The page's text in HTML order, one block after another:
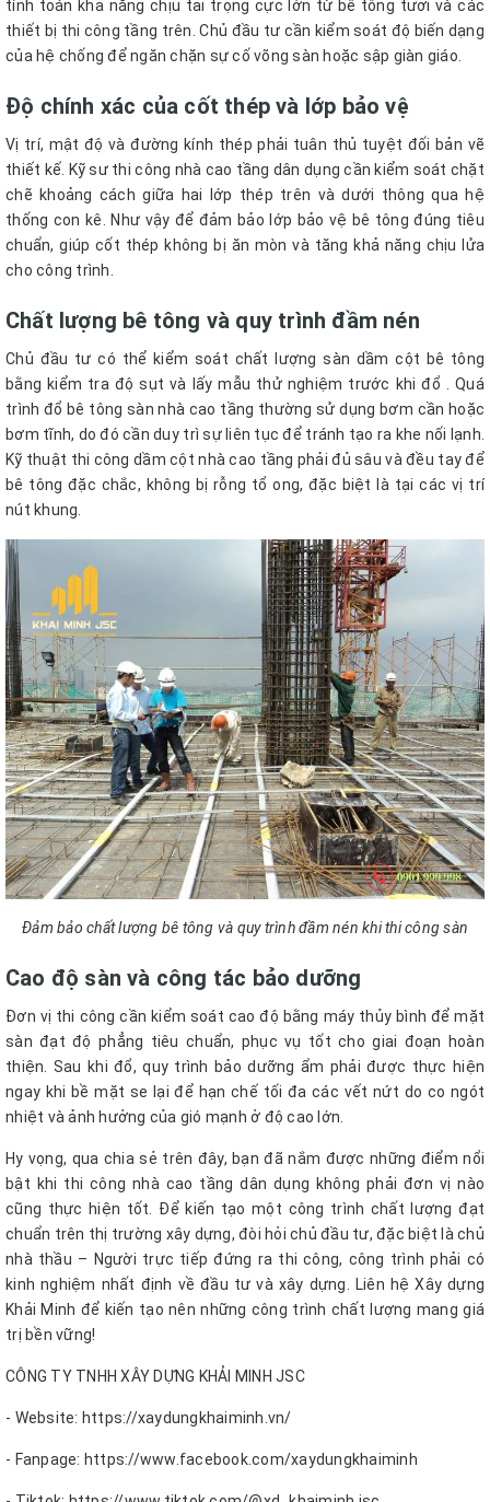
tính toán khả năng chịu tải trọng cực lớn từ bê tông tươi và các
thiết bị thi công tầng trên. Chủ đầu tư cần kiểm soát độ biến dạng
của hệ chống để ngăn chặn sự cố võng sàn hoặc sập giàn giáo.
Độ chính xác của cốt thép và lớp bảo vệ
Vị trí, mật độ và đường kính thép phải tuân thủ tuyệt đối bản vẽ
thiết kế. Kỹ sư thi công nhà cao tầng dân dụng cần kiểm soát chặt
chẽ khoảng cách giữa hai lớp thép trên và dưới thông qua hệ
thống con kê. Như vậy để đảm bảo lớp bảo vệ bê tông đúng tiêu
chuẩn, giúp cốt thép không bị ăn mòn và tăng khả năng chịu lửa
cho công trình.
Chất lượng bê tông và quy trình đầm nén
Chủ đầu tư có thể kiểm soát chất lượng sàn dầm cột bê tông
bằng kiểm tra độ sụt và lấy mẫu thử nghiệm trước khi đổ . Quá
trình đổ bê tông sàn nhà cao tầng thường sử dụng bơm cần hoặc
bơm tĩnh, do đó cần duy trì sự liên tục để tránh tạo ra khe nối lạnh.
Kỹ thuật thi công dầm cột nhà cao tầng phải đủ sâu và đều tay để
bê tông đặc chắc, không bị rỗng tổ ong, đặc biệt là tại các vị trí
nút khung.
Đảm bảo chất lượng bê tông và quy trình đầm nén khi thi công sàn
Cao độ sàn và công tác bảo dưỡng
Đơn vị thi công cần kiểm soát cao độ bằng máy thủy bình để mặt
sàn đạt độ phẳng tiêu chuẩn, phục vụ tốt cho giai đoạn hoàn
thiện. Sau khi đổ, quy trình bảo dưỡng ẩm phải được thực hiện
ngay khi bề mặt se lại để hạn chế tối đa các vết nứt do co ngót
nhiệt và ảnh hưởng của gió mạnh ở độ cao lớn.
Hy vọng, qua chia sẻ trên đây, bạn đã nắm được những điểm nổi
bật khi thi công nhà cao tầng dân dụng không phải đơn vị nào
cũng thực hiện tốt. Để kiến tạo một công trình chất lượng đạt
chuẩn trên thị trường xây dựng, đòi hỏi chủ đầu tư, đặc biệt là chủ
nhà thầu – Người trực tiếp đứng ra thi công, công trình phải có
kinh nghiệm nhất định về đầu tư và xây dựng. Liên hệ Xây dựng
Khải Minh để kiến tạo nên những công trình chất lượng mang giá
trị bền vững!
CÔNG TY TNHH XÂY DỰNG KHẢI MINH JSC
- Website: https://xaydungkhaiminh.vn/
- Fanpage: https://www.facebook.com/xaydungkhaiminh